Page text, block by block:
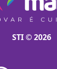
STI © 2026